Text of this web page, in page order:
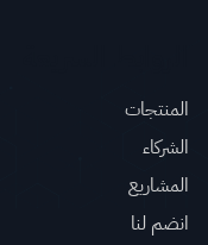
المنتجات
الشركاء
المشاريع
انضم لنا